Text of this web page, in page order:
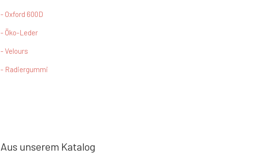
- Oxford 600D
- Öko-Leder
- Velours
- Radiergummi
Aus unserem Katalog